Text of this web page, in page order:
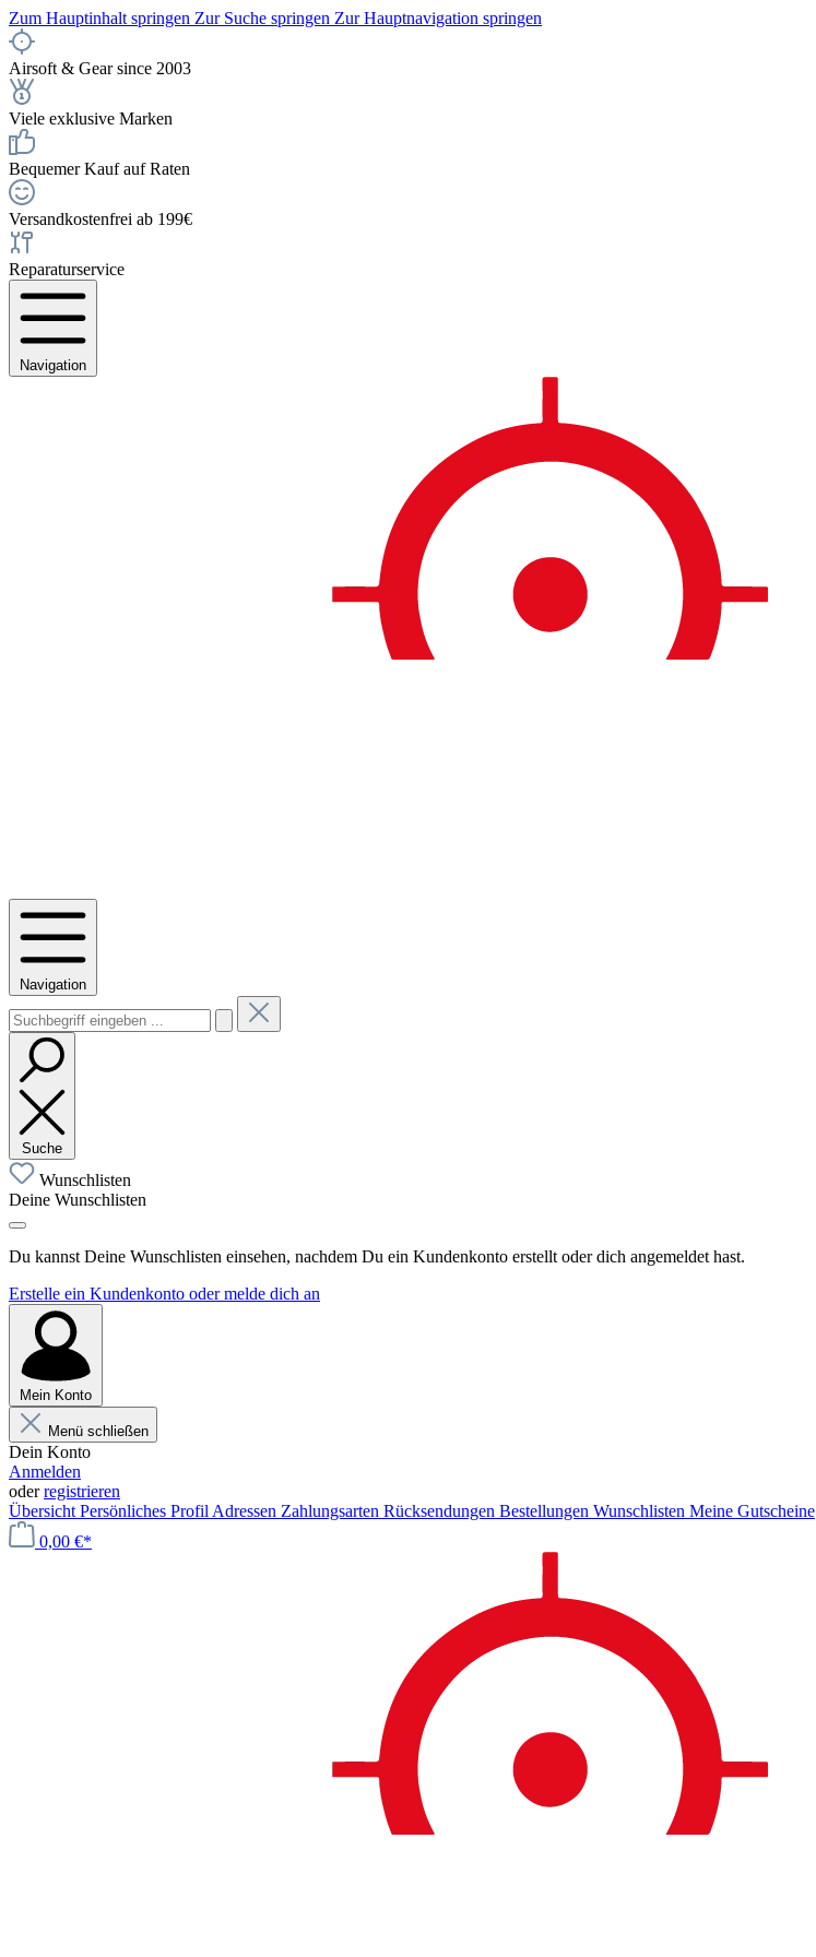
Zum Hauptinhalt springen Zur Suche springen Zur Hauptnavigation springen
Airsoft & Gear since 2003
Viele exklusive Marken
Bequemer Kauf auf Raten
Versandkostenfrei ab 199€
Reparaturservice
Navigation
Navigation
Suche
Wunschlisten
Deine Wunschlisten
Du kannst Deine Wunschlisten einsehen, nachdem Du ein Kundenkonto erstellt oder dich angemeldet hast.
Erstelle ein Kundenkonto oder melde dich an
Mein Konto
Menü schließen
Dein Konto
Anmelden
oderregistrieren
Übersicht Persönliches Profil Adressen Zahlungsarten Rücksendungen Bestellungen Wunschlisten Meine Gutscheine
0,00 €*